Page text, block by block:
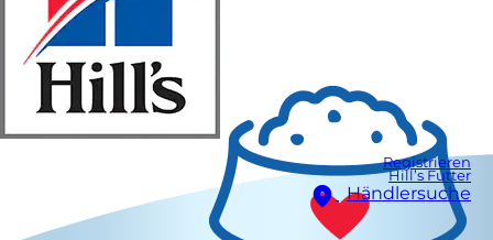
Registrieren
Hill’s Futter
Händlersuche